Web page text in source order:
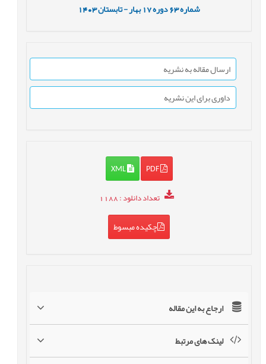
شماره63 دوره17 بهار - تابستان1403
ارسال مقاله به نشریه
داوری برای این نشریه
PDF
XML
تعداد دانلود: 1188
چکیده مبسوط
ارجاع به این مقاله
لینک های مرتبط